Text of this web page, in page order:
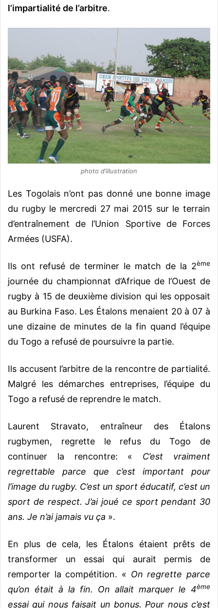
l’impartialité de l’arbitre.
photo d’illustration
Les Togolais n’ont pas donné une bonne image
du rugby le mercredi 27 mai 2015 sur le terrain
d’entraînement de l’Union Sportive de Forces
Armées (USFA).
Ils ont refusé de terminer le match de la 2ème
journée du championnat d’Afrique de l’Ouest de
rugby à 15 de deuxième division qui les opposait
au Burkina Faso. Les Étalons menaient 20 à 07 à
une dizaine de minutes de la fin quand l’équipe
du Togo a refusé de poursuivre la partie.
Ils accusent l’arbitre de la rencontre de partialité.
Malgré les démarches entreprises, l’équipe du
Togo a refusé de reprendre le match.
Laurent Stravato, entraîneur des Étalons
rugbymen, regrette le refus du Togo de
continuer la rencontre: « C’est vraiment
regrettable parce que c’est important pour
l’image du rugby. C’est un sport éducatif, c’est un
sport de respect. J’ai joué ce sport pendant 30
ans. Je n’ai jamais vu ça ».
En plus de cela, les Étalons étaient prêts de
transformer un essai qui aurait permis de
remporter la compétition. « On regrette parce
qu’on était à la fin. On allait marquer le 4ème
essai qui nous faisait un bonus. Pour nous c’est